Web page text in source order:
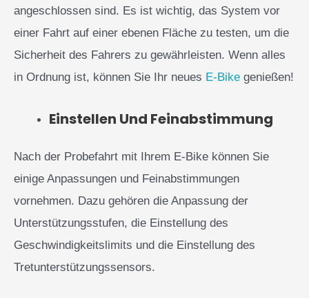
angeschlossen sind. Es ist wichtig, das System vor
einer Fahrt auf einer ebenen Fläche zu testen, um die
Sicherheit des Fahrers zu gewährleisten. Wenn alles
in Ordnung ist, können Sie Ihr neues E-Bike genießen!
Einstellen Und Feinabstimmung
Nach der Probefahrt mit Ihrem E-Bike können Sie
einige Anpassungen und Feinabstimmungen
vornehmen. Dazu gehören die Anpassung der
Unterstützungsstufen, die Einstellung des
Geschwindigkeitslimits und die Einstellung des
Tretunterstützungssensors.